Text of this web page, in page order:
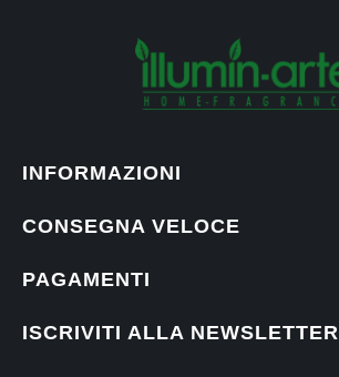
INFORMAZIONI
CONSEGNA VELOCE
PAGAMENTI
ISCRIVITI ALLA NEWSLETTER